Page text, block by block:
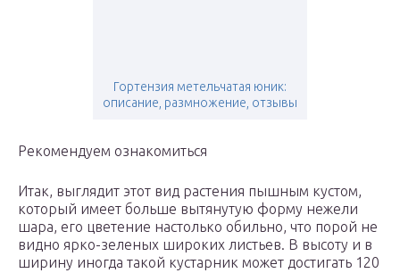
Гортензия метельчатая юник:
описание, размножение, отзывы
Рекомендуем ознакомиться
Итак, выглядит этот вид растения пышным кустом,
который имеет больше вытянутую форму нежели
шара, его цветение настолько обильно, что порой не
видно ярко-зеленых широких листьев. В высоту и в
ширину иногда такой кустарник может достигать 120